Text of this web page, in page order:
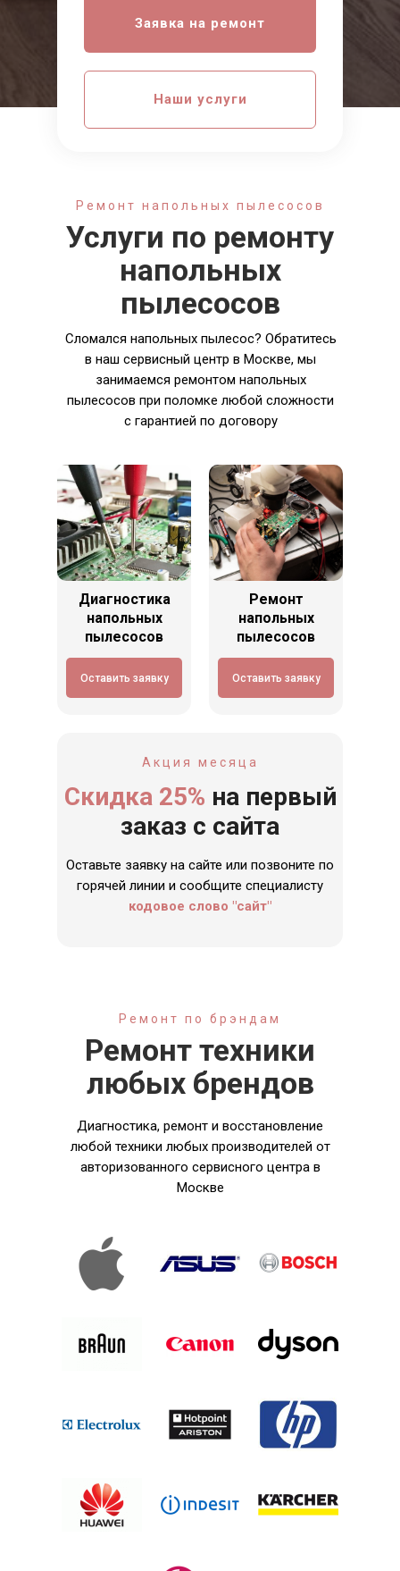
Заявка на ремонт
Наши услуги
Услуги по ремонту
напольных
пылесосов
Сломался напольных пылесос? Обратитесь
в наш сервисный центр в Москве, мы
занимаемся ремонтом напольных
пылесосов при поломке любой сложности
с гарантией по договору
Ремонт напольных пылесосов
Диагностика
напольных
пылесосов
Оставить заявку
Ремонт
напольных
пылесосов
Оставить заявку
Скидка 25% на первый
заказ с сайта
Акция месяца
Оставьте заявку на сайте или позвоните по
горячей линии и сообщите специалисту
кодовое слово "сайт"
Ремонт техники
любых брендов
Диагностика, ремонт и восстановление
любой техники любых производителей от
авторизованного сервисного центра в
Москве
Ремонт по брэндам